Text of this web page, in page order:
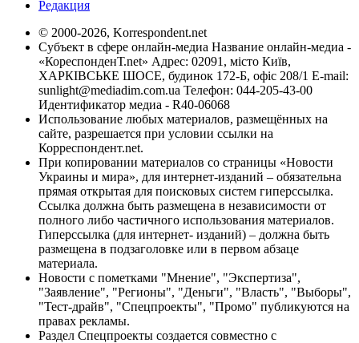
Редакция
© 2000-2026, Korrespondent.net
Субъект в сфере онлайн-медиа Название онлайн-медиа -
«КореспонденТ.net» Адрес: 02091, місто Київ,
ХАРКІВСЬКЕ ШОСЕ, будинок 172-Б, офіс 208/1 E-mail:
sunlight@mediadim.com.ua Телефон: 044-205-43-00
Идентификатор медиа - R40-06068
Использование любых материалов, размещённых на
сайте, разрешается при условии ссылки на
Корреспондент.net.
При копировании материалов со страницы «Новости
Украины и мира», для интернет-изданий – обязательна
прямая открытая для поисковых систем гиперссылка.
Ссылка должна быть размещена в независимости от
полного либо частичного использования материалов.
Гиперссылка (для интернет- изданий) – должна быть
размещена в подзаголовке или в первом абзаце
материала.
Новости с пометками "Мнение", "Экспертиза",
"Заявление", "Регионы", "Деньги", "Власть", "Выборы",
"Тест-драйв", "Спецпроекты", "Промо" публикуются на
правах рекламы.
Раздел Спецпроекты создается совместно с